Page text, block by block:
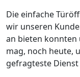
Die einfache
wir unseren
an bieten konnten
mag, noch heute,
gefragteste